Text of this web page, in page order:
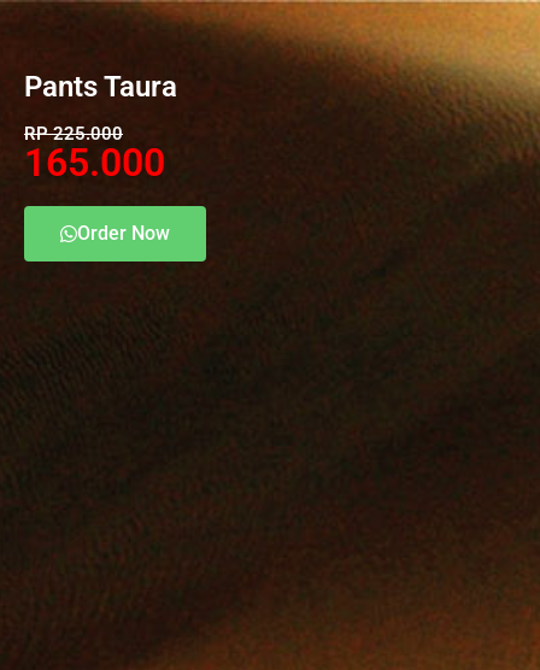
Pants Taura
RP 225.000
165.000
Order Now